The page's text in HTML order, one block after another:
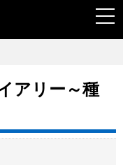
アリー～種